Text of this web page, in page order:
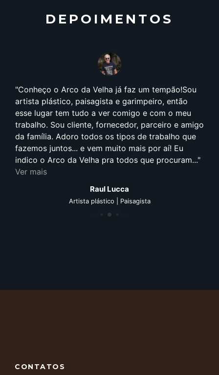
DEPOIMENTOS
Conheço o Arco da Velha já faz um tempão!Sou
artista plástico, paisagista e garimpeiro, então
esse lugar tem tudo a ver comigo e com o meu
trabalho. Sou cliente, fornecedor, parceiro e amigo
da família. Adoro todos os tipos de trabalho que
fazemos juntos... e vem muito mais por aí! Eu
indico o Arco da Velha pra todos que procuram...
Ver mais
Raul Lucca
Artista plástico | Paisagista
CONTATOS